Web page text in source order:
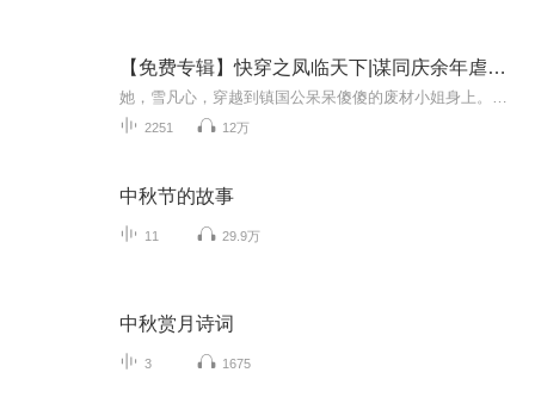
【免费专辑】快穿之凤临天下|谋同庆余年虐同墨雨云间
2251 12万
中秋节的故事
11 29.9万
中秋赏月诗词
3 1675